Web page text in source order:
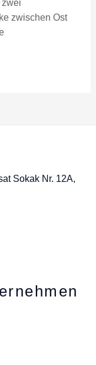
zwei
zwischen Ost
Sokak Nr. 12A,